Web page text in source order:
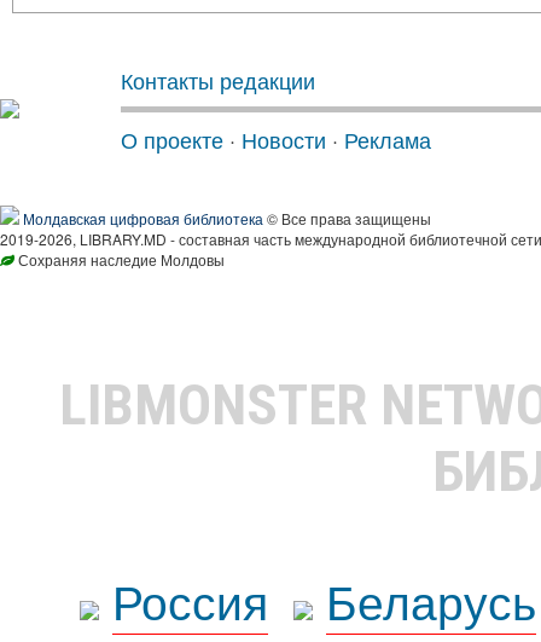
Контакты редакции
О проекте · Новости · Реклама
Молдавская цифровая библиотека © Все права защищены
2019-2026, LIBRARY.MD - составная часть международной библиотечной
Сохраняя наследие Молдовы
LIBMONSTER
Россия
Беларусь